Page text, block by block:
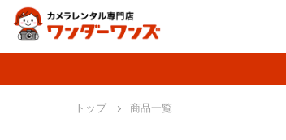
トップ 商品一覧